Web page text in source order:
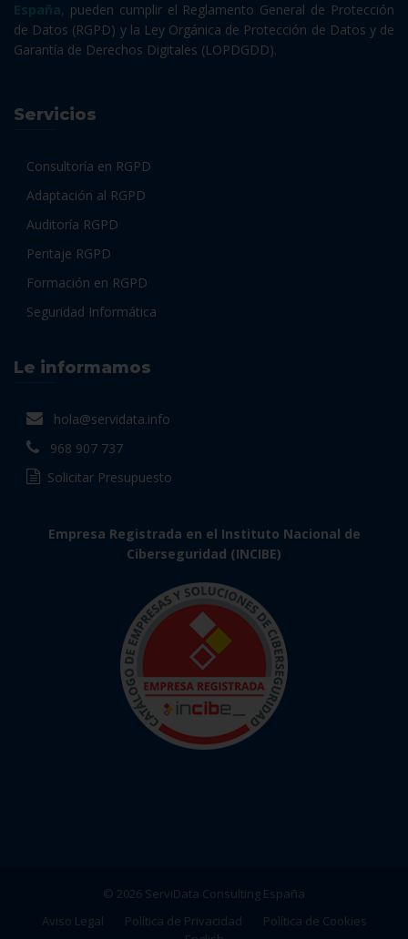
España, pueden cumplir el Reglamento General de Protección
de Datos (RGPD) y la Ley Orgánica de Protección de Datos y de
Garantía de Derechos Digitales (LOPDGDD).
Servicios
Consultoría en RGPD
Adaptación al RGPD
Auditoría RGPD
Peritaje RGPD
Formación en RGPD
Seguridad Informática
Le informamos
hola@servidata.info
968 907 737
Solicitar Presupuesto
Empresa Registrada en el Instituto Nacional de
Ciberseguridad (INCIBE)
© 2026 ServiData Consulting España
Aviso Legal
Política de Privacidad
Política de Cookies